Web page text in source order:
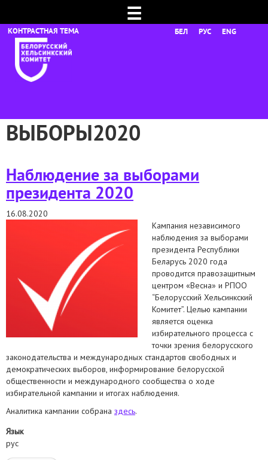
☰
БЕЛ РУС ENG
ВЫБОРЫ2020
Наблюдение за выборами
президента 2020
16.08.2020
Кампания независимого
наблюдения за выборами
президента Республики
Беларусь 2020 года
проводится правозащитным
центром «Весна» и РПОО
“Белорусский Хельсинкский
Комитет”. Целью кампании
является оценка
избирательного процесса с
точки зрения белорусского
законодательства и международных стандартов свободных и
демократических выборов, информирование белорусской
общественности и международного сообщества о ходе
избирательной кампании и итогах наблюдения.
Аналитика кампании собрана здесь.
Язык
рус